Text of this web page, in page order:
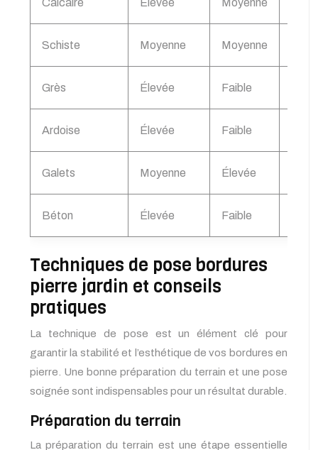
Calcaire Élevée Moyenne
Schiste Moyenne Moyenne
Grès Élevée Faible
Ardoise Élevée Faible
Galets Moyenne Élevée
Béton Élevée Faible
Techniques de pose bordures
pierre jardin et conseils
pratiques
La technique de pose est un élément clé pour
garantir la stabilité et l’esthétique de vos bordures en
pierre. Une bonne préparation du terrain et une pose
soignée sont indispensables pour un résultat durable.
Préparation du terrain
La préparation du terrain est une étape essentielle